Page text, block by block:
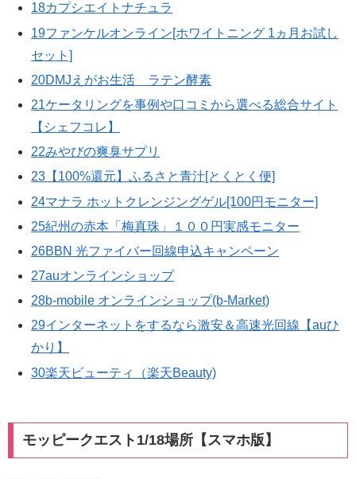
18カプシエイトナチュラ
19ファンケルオンライン[ホワイトニング 1ヵ月お試し
セット]
20DMJえがお生活 ラテン酵素
21ケータリングを事例や口コミから選べる総合サイト
【シェフコレ】
22みやびの爽臭サプリ
23【100%還元】ふるさと青汁[とくとく便]
24マナラ ホットクレンジングゲル[100円モニター]
25紀州の赤本「梅真珠」１００円実感モニター
26BBN 光ファイバー回線申込キャンペーン
27auオンラインショップ
28b-mobile オンラインショップ(b-Market)
29インターネットをするなら激安＆高速光回線【auひ
かり】
30楽天ビューティ（楽天Beauty)
モッピークエスト1/18場所【スマホ版】